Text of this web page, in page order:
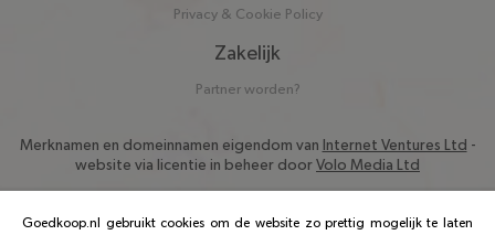
Goedkoop.nl gebruikt cookies om de website zo prettig mogelijk te laten
Privacy & Cookie Policy
Zakelijk
Partner worden?
Merknamen en domeinnamen eigendom van Internet Ventures Ltd -
website via licentie in beheer door Volo Media Ltd